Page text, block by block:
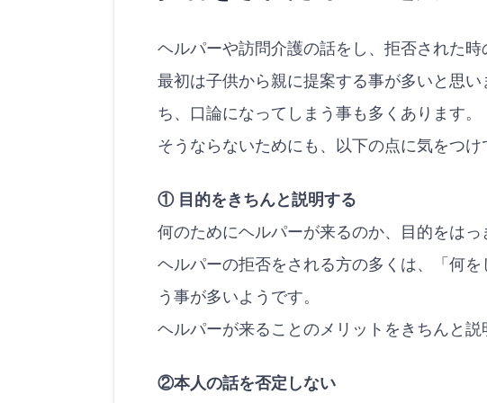
ヘルパーや訪問介護の話をし、拒否された時
最初は子供から親に提案する事が多いと思
ち、口論になってしまう事も多くあります。
そうならないためにも、以下の点に気をつけ
① 目的をきちんと説明する
何のためにヘルパーが来るのか、目的をはっ
ヘルパーの拒否をされる方の多くは、「何
う事が多いようです。
ヘルパーが来ることのメリットをきちんと説
②本人の話を否定しない